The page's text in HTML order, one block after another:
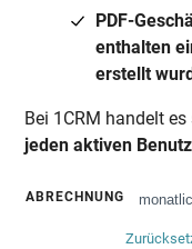
PDF-
enthalten
erstellt
Bei 1CRM handelt
jeden aktiven
ABRECHNUNG